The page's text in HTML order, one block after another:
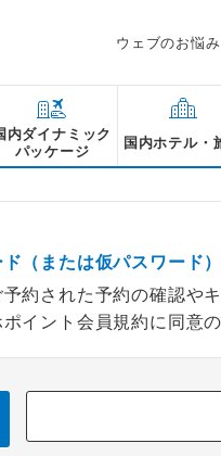
ウェブのお悩
内ダイナミック
パッケージ
国内ホテル・
（または仮パスワード
約された予約の確認や
イント会員規約に同意